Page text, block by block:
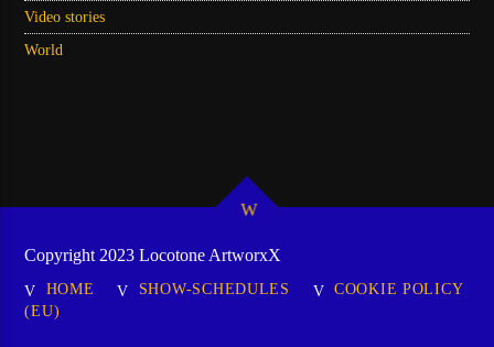
Video stories
World
Copyright 2023 Locotone ArtworxX
HOME SHOW-SCHEDULES
COOKIE POLICY
(EU)